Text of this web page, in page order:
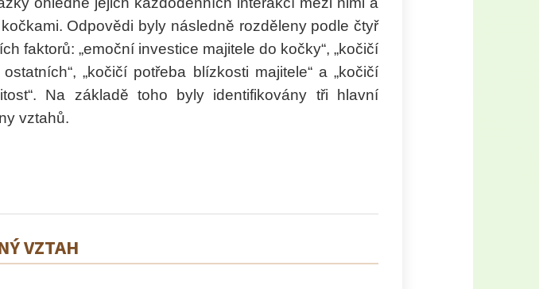
Odpovědi byly následně rozděleny podle čtyř
faktorů: „emoční investice majitele do kočky“, „kočičí
ostatních“, „kočičí potřeba blízkosti majitele“ a „kočičí
Na základě toho byly identifikovány tři hlavní
vztahů.
VZTAH